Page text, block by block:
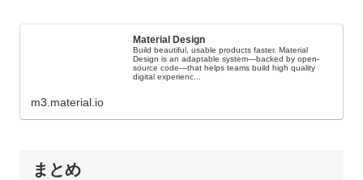
Material Design
Build beautiful, usable products faster. Material
Design is an adaptable system—backed by open-
source code—that helps teams build high quality
digital experienc...
m3.material.io
まとめ